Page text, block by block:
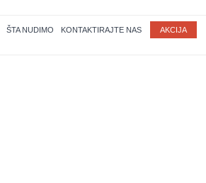
ŠTA NUDIMO KONTAKTIRAJTE NAS AKCIJA